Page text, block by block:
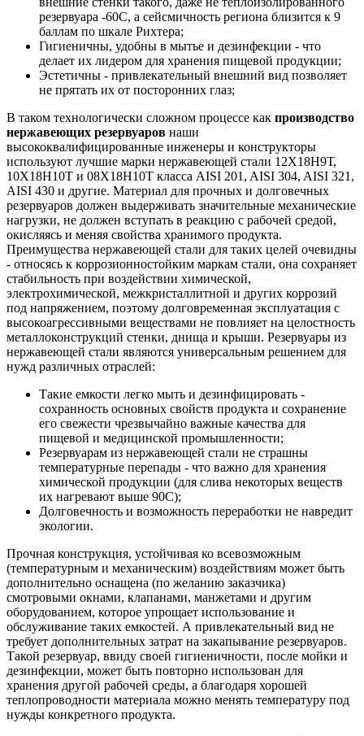
резервуара -60С, а сейсмичность региона близится к 9
баллам по шкале Рихтера;
Гигиеничны, удобны в мытье и дезинфекции - что
делает их лидером для хранения пищевой продукции;
Эстетичны - привлекательный внешний вид позволяет
не прятать их от посторонних глаз;
В таком технологически сложном процессе как производство
нержавеющих резервуаров наши
высококвалифицированные инженеры и конструкторы
используют лучшие марки нержавеющей стали 12Х18Н9Т,
10Х18Н10Т и 08Х18Н10Т класса AISI 201, AISI 304, AISI 321,
AISI 430 и другие. Материал для прочных и долговечных
резервуаров должен выдерживать значительные механические
нагрузки, не должен вступать в реакцию с рабочей средой,
окисляясь и меняя свойства хранимого продукта.
Преимущества нержавеющей стали для таких целей очевидны
- относясь к коррозионностойким маркам стали, она сохраняет
стабильность при воздействии химической,
электрохимической, межкристаллитной и других коррозий
под напряжением, поэтому долговременная эксплуатация с
высокоагрессивными веществами не повлияет на целостность
металлоконструкций стенки, днища и крыши. Резервуары из
нержавеющей стали являются универсальным решением для
нужд различных отраслей:
Такие емкости легко мыть и дезинфицировать -
сохранность основных свойств продукта и сохранение
его свежести чрезвычайно важные качества для
пищевой и медицинской промышленности;
Резервуарам из нержавеющей стали не страшны
температурные перепады - что важно для хранения
химической продукции (для слива некоторых веществ
их нагревают выше 90С);
Долговечность и возможность переработки не навредит
экологии.
Прочная конструкция, устойчивая ко всевозможным
(температурным и механическим) воздействиям может быть
дополнительно оснащена (по желанию заказчика)
смотровыми окнами, клапанами, манжетами и другим
оборудованием, которое упрощает использование и
обслуживание таких емкостей. А привлекательный вид не
требует дополнительных затрат на закапывание резервуаров.
Такой резервуар, ввиду своей гигиеничности, после мойки и
дезинфекции, может быть повторно использован для
хранения другой рабочей среды, а благодаря хорошей
теплопроводности материала можно менять температуру под
нужды конкретного продукта.